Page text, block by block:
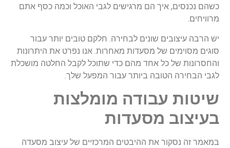
כשהם נכנסים, איך הם מרגישים לגבי האוכל וכמה כסף אתם
מרוויחים.
יש הרבה עיצובים שונים לבחירה. חלקם טובים יותר עבור
סוגים מסוימים של מסעדות מאחרות. אנו נפרט את היתרונות
והחסרונות של כל אחד מהם כדי שתוכל לקבל החלטה מושכלת
לגבי הבחירה הטובה ביותר עבור המפעל שלך.
שיטות עבודה מומלצות
בעיצוב מסעדות
במאמר זה נסקור את ההיבטים המרכזיים של עיצוב מסעדה